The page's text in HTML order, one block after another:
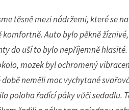
těsně mezi nádržemi, které se
Auto bylo pěkně
do uší to bylo nepříjemně
mozek byl ochromený
neměli moc vychytané
poloha řadící páky vůči sedadlu.
newsletteru získáte
prohlížet stránky a